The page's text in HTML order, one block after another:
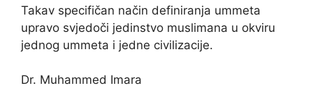
Takav specifičan način definiranja ummeta
upravo svjedoči jedinstvo muslimana u okviru
jednog ummeta i jedne civilizacije.
Dr. Muhammed Imara